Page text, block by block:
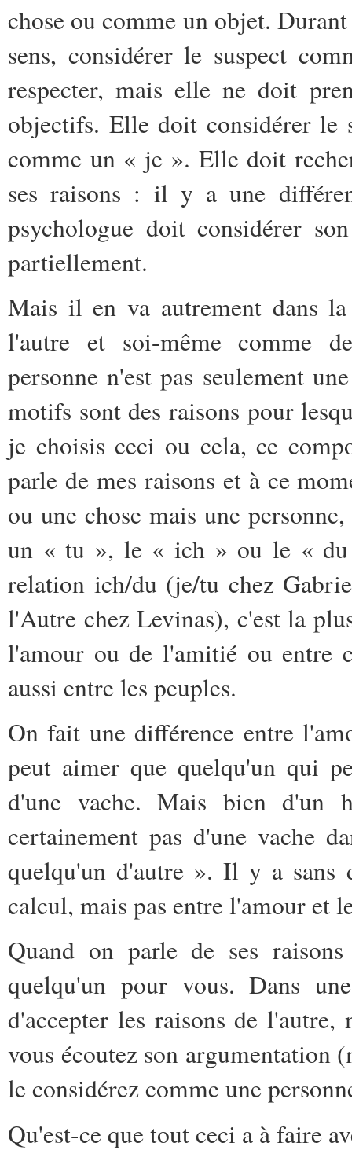
chose ou comme un objet.
sens, considérer le suspect
respecter, mais elle ne doit
objectifs. Elle doit considérer le
comme un « je ». Elle doit
ses raisons : il y a une
psychologue doit considérer
partiellement.
Mais il en va autrement dans
l'autre et soi-même comme
personne n'est pas seulement
motifs sont des raisons pour
je choisis ceci ou cela, ce
parle de mes raisons et à ce
ou une chose mais une
un « tu », le « ich » ou le «
relation ich/du (je/tu chez
l'Autre chez Levinas), c'est la
l'amour ou de l'amitié ou entre
aussi entre les peuples.
On fait une différence entre
peut aimer que quelqu'un qui
d'une vache. Mais bien d'un
certainement pas d'une vache
quelqu'un d'autre ». Il y a sans
calcul, mais pas entre l'amour et
Quand on parle de ses
quelqu'un pour vous. Dans
d'accepter les raisons de
vous écoutez son argumentation
le considérez comme une
Qu'est-ce que tout ceci a à faire